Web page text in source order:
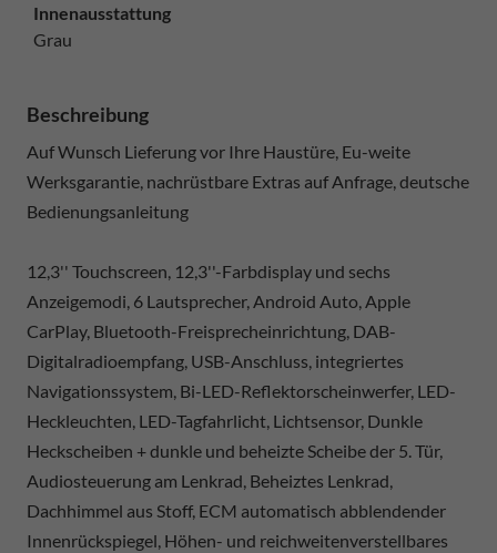
Innenausstattung
Grau
Beschreibung
Auf Wunsch Lieferung vor Ihre Haustüre, Eu-weite
Werksgarantie, nachrüstbare Extras auf Anfrage, deutsche
Bedienungsanleitung
12,3'' Touchscreen, 12,3''-Farbdisplay und sechs
Anzeigemodi, 6 Lautsprecher, Android Auto, Apple
CarPlay, Bluetooth-Freisprecheinrichtung, DAB-
Digitalradioempfang, USB-Anschluss, integriertes
Navigationssystem, Bi-LED-Reflektorscheinwerfer, LED-
Heckleuchten, LED-Tagfahrlicht, Lichtsensor, Dunkle
Heckscheiben + dunkle und beheizte Scheibe der 5. Tür,
Audiosteuerung am Lenkrad, Beheiztes Lenkrad,
Dachhimmel aus Stoff, ECM automatisch abblendender
Innenrückspiegel, Höhen- und reichweitenverstellbares